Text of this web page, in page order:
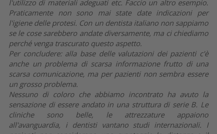
l'utilizzo di materiali adeguati etc. Faccio un altro esempio.
Praticamente non sono mai state date indicazioni per
l'igiene delle protesi. Con un dentista italiano non sappiamo
se le cose sarebbero andate diversamente, ma ci chiediamo
perché venga trascurato questo aspetto.
Per concludere: alla base delle valutazioni dei pazienti c'è
anche un problema di scarsa informazione frutto di una
scarsa comunicazione, ma per pazienti non sembra essere
un grosso problema.
Nessuno di coloro che abbiamo incontrato ha avuto la
sensazione di essere andato in una struttura di serie B. Le
cliniche sono belle, le attrezzature appaiono
all'avanguardia, i dentisti vantano studi internazionali. I